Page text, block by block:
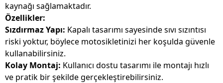
kaynağı sağlamaktadır.
Özellikler:
Sızdırmaz Yapı: Kapalı tasarımı sayesinde sıvı sızıntısı
riski yoktur, böylece motosikletinizi her koşulda güvenle
kullanabilirsiniz.
Kolay Montaj: Kullanıcı dostu tasarımı ile montajı hızlı
ve pratik bir şekilde gerçekleştirebilirsiniz.